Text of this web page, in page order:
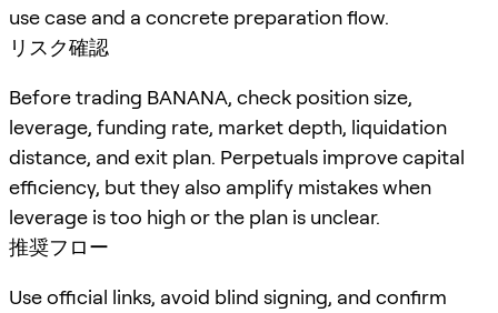
use case and a concrete preparation flow.
リスク確認
Before trading BANANA, check position size,
leverage, funding rate, market depth, liquidation
distance, and exit plan. Perpetuals improve capital
efficiency, but they also amplify mistakes when
leverage is too high or the plan is unclear.
推奨フロー
Use official links, avoid blind signing, and confirm